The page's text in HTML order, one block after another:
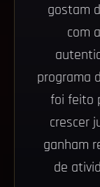
gostam
com
programa
foi feito
crescer
ganham
de